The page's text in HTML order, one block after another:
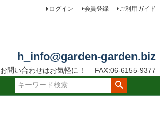
ログイン 会員登録 ご利用ガイド
h_info@garden-garden.biz
お問い合わせはお気軽に！ FAX:06-6155-9377